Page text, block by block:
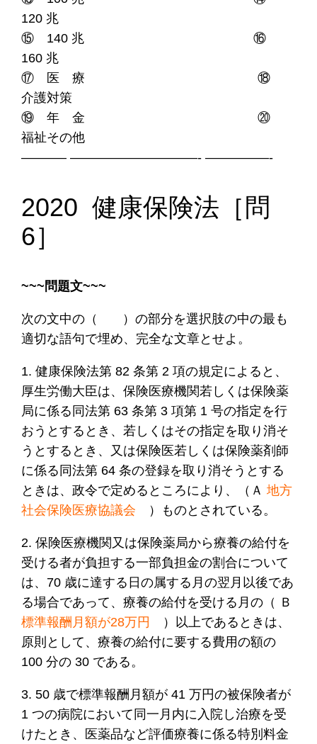
120 兆
⑮ 140 兆 ⑯
160 兆
⑰ 医 療 ⑱
介護対策
⑲ 年 金 ⑳
福祉その他
———– ——————————- —————-
2020 健康保険法［問
6］
~~~問題文~~~
次の文中の（ ）の部分を選択肢の中の最も
適切な語句で埋め、完全な文章とせよ。
1. 健康保険法第 82 条第 2 項の規定によると、
厚生労働大臣は、保険医療機関若しくは保険薬
局に係る同法第 63 条第 3 項第 1 号の指定を行
おうとするとき、若しくはその指定を取り消そ
うとするとき、又は保険医若しくは保険薬剤師
に係る同法第 64 条の登録を取り消そうとする
ときは、政令で定めるところにより、（Ａ地方
社会保険医療協議会 ）ものとされている。
2. 保険医療機関又は保険薬局から療養の給付を
受ける者が負担する一部負担金の割合について
は、70 歳に達する日の属する月の翌月以後であ
る場合であって、療養の給付を受ける月の（ Ｂ
標準報酬月額が28万円
）
以上であるときは、
原則として、療養の給付に要する費用の額の
100 分の 30 である。
3. 50 歳で標準報酬月額が 41 万円の被保険者が
1 つの病院において同一月内に入院し治療を受
けたとき、医薬品など評価療養に係る特別料金